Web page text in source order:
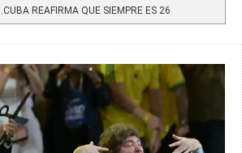
REAFIRMA QUE SIEMPRE ES 26